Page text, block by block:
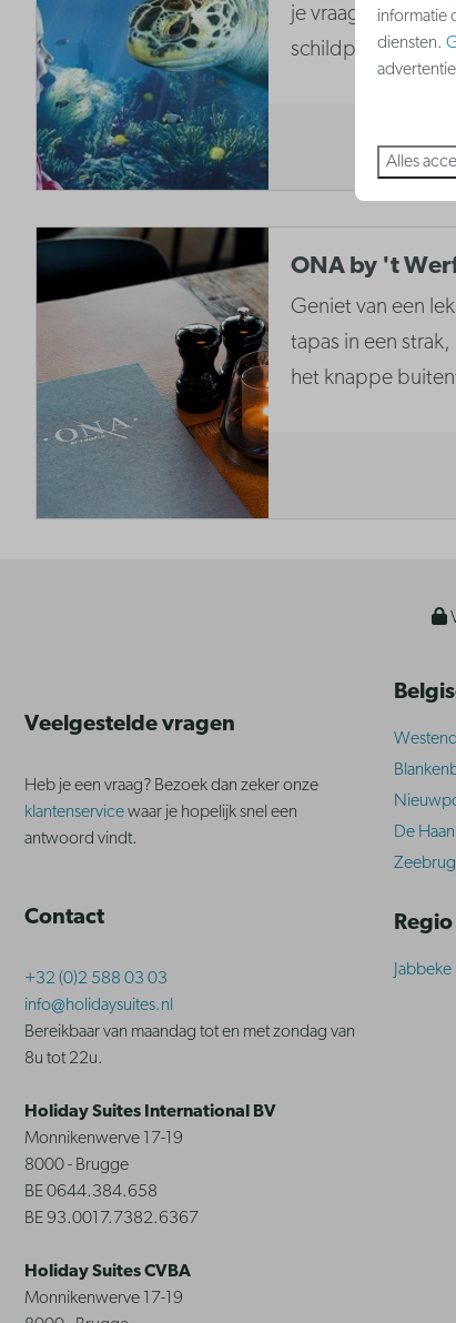
je vraag is
schildpadden…
ONA by 't
Geniet van een
tapas in een
het knappe
Veelgestelde vragen
Heb je een vraag? Bezoek dan zeker onze
klantenservicewaar je hopelijk snel een
antwoord vindt.
Contact
+32 (0)2 588 03 03
info@holidaysuites.nl
Bereikbaar van maandag tot en met zondag van
8u tot 22u.
Holiday Suites International BV
Monnikenwerve 17-19
8000 - Brugge
BE 0644.384.658
BE 93.0017.7382.6367
Holiday Suites CVBA
Monnikenwerve 17-19
De Haan
informatie
diensten.
Alles